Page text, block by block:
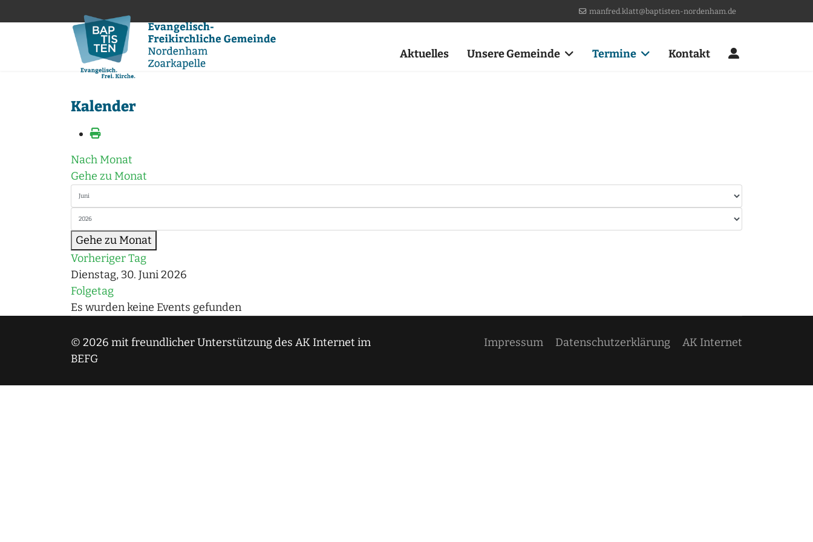
manfred.klatt@baptisten-nordenham.de
Aktuelles Unsere Gemeinde Termine Kontakt
Kalender
Nach Monat
Gehe zu Monat
Gehe zu Monat
Vorheriger Tag
Dienstag, 30. Juni 2026
Folgetag
Es wurden keine Events gefunden
© 2026 mit freundlicher Unterstützung des AK Internet im
BEFG
Impressum Datenschutzerklärung AK Internet